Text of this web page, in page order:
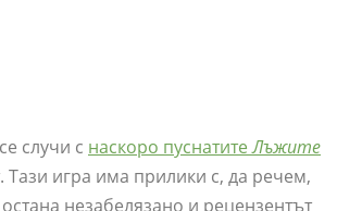
случи с наскоро пуснатитеЛъжите
Тази игра има прилики с, да речем,
незабелязано и рецензентът